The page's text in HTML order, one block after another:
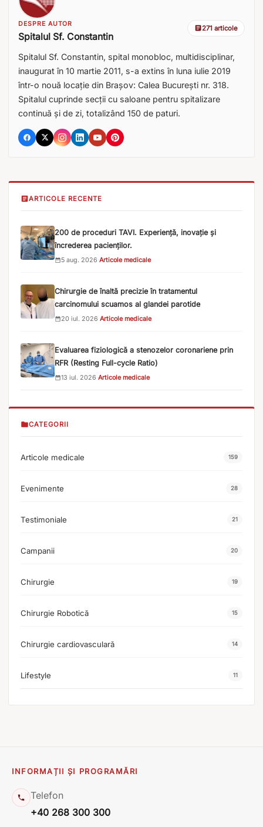
DESPRE AUTOR
Spitalul Sf. Constantin
271 articole
Spitalul Sf. Constantin, spital monobloc, multidisciplinar,
inaugurat în 10 martie 2011, s-a extins în luna iulie 2019
într-o nouă locație din Brașov: Calea București nr. 318.
Spitalul cuprinde secții cu saloane pentru spitalizare
continuă și de zi, totalizând 150 de paturi.
ARTICOLE RECENTE
200 de proceduri TAVI. Experiență, inovație și
încrederea pacienților.
5 aug. 2026·Articole medicale
Chirurgie de înaltă precizie în tratamentul
carcinomului scuamos al glandei parotide
20 iul. 2026·Articole medicale
Evaluarea fiziologică a stenozelor coronariene prin
RFR (Resting Full-cycle Ratio)
13 iul. 2026·Articole medicale
CATEGORII
Articole medicale 159
Evenimente 28
Testimoniale 21
Campanii 20
Chirurgie 19
Chirurgie Robotică 15
Chirurgie cardiovasculară 14
Lifestyle 11
INFORMAȚII ȘI PROGRAMĂRI
Telefon
+40 268 300 300